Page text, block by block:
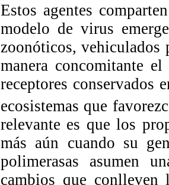
Estos agentes
modelo de virus
zoonóticos, vehiculados
manera concomitante
receptores conservados
ecosistemas que
relevante es que los
más aún cuando su
polimerasas asumen
cambios que